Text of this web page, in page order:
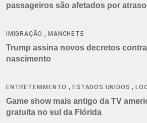
passageiros são afetados por
IMIGRAÇÃO ,MANCHETE
Trump assina novos decretos
nascimento
ENTRETENIMENTO ,ESTADOS UNIDOS ,
Game show mais antigo da TV
gratuita no sul da Flórida